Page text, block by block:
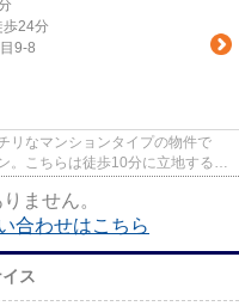
歩24分
9-8
リなマンションタイプの物件で
。こちらは徒歩10分に立地する物
ません。
合わせはこちら
ス